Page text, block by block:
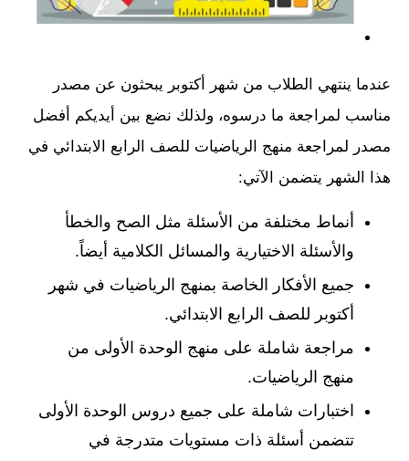
عندما ينتهي الطلاب من شهر أكتوبر يبحثون عن مصدر
مناسب لمراجعة ما درسوه، ولذلك نضع بين أيديكم أفضل
مصدر لمراجعة منهج الرياضيات للصف الرابع الابتدائي في
هذا الشهر يتضمن الآتي:
أنماط مختلفة من الأسئلة مثل الصح والخطأ
والأسئلة الاختيارية والمسائل الكلامية أيضاً.
جميع الأفكار الخاصة بمنهج الرياضيات في شهر
أكتوبر للصف الرابع الابتدائي.
مراجعة شاملة على منهج الوحدة الأولى من
منهج الرياضيات.
اختبارات شاملة على جميع دروس الوحدة الأولى
تتضمن أسئلة ذات مستويات متدرجة في